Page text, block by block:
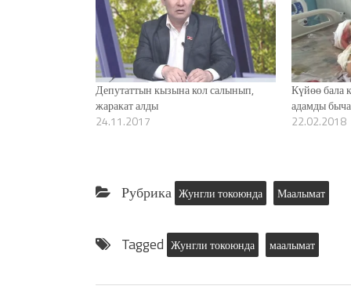
Депутаттын кызына кол салынып,
жаракат алды
24.11.2017
Күйөө бала
адамды
22.02.2018
Рубрика Жунгли токоюнда Маалымат
Tagged Жунгли токоюнда маалымат